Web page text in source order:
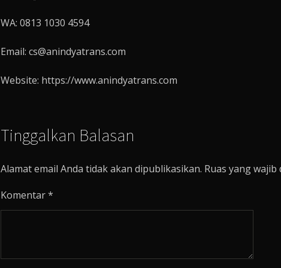
WA: 0813 1030 4594
Email: cs@anindyatrans.com
Website: https://www.anindyatrans.com
Tinggalkan Balasan
Alamat email Anda tidak akan dipublikasikan. Ruas yang wajib
Komentar*